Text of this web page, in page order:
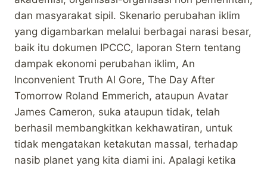
dan masyarakat sipil. Skenario perubahan iklim
yang digambarkan melalui berbagai narasi besar,
baik itu dokumen IPCCC, laporan Stern tentang
dampak ekonomi perubahan iklim, An
Inconvenient Truth Al Gore, The Day After
Tomorrow Roland Emmerich, ataupun Avatar
James Cameron, suka ataupun tidak, telah
berhasil membangkitkan kekhawatiran, untuk
tidak mengatakan ketakutan massal, terhadap
nasib planet yang kita diami ini. Apalagi ketika